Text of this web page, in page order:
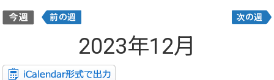
2023年12月